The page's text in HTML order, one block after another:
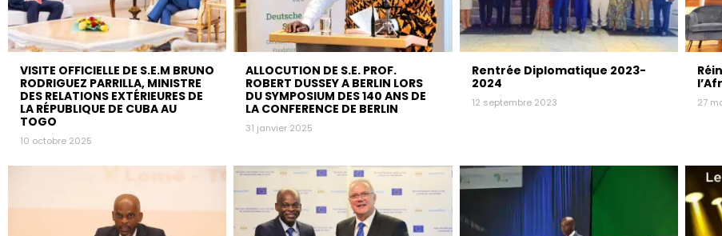
VISITE OFFICIELLE DE S.E.M BRUNO
RODRIGUEZ PARRILLA, MINISTRE
DES RELATIONS EXTÉRIEURES DE
LA RÉPUBLIQUE DE CUBA AU
TOGO
10 octobre 2025
ALLOCUTION DE S.E. PROF.
ROBERT DUSSEY A BERLIN LORS
DU SYMPOSIUM DES 140 ANS DE
LA CONFERENCE DE BERLIN
31 janvier 2025
Rentrée Diplomatique 2023-
2024
12 septembre 2023 27